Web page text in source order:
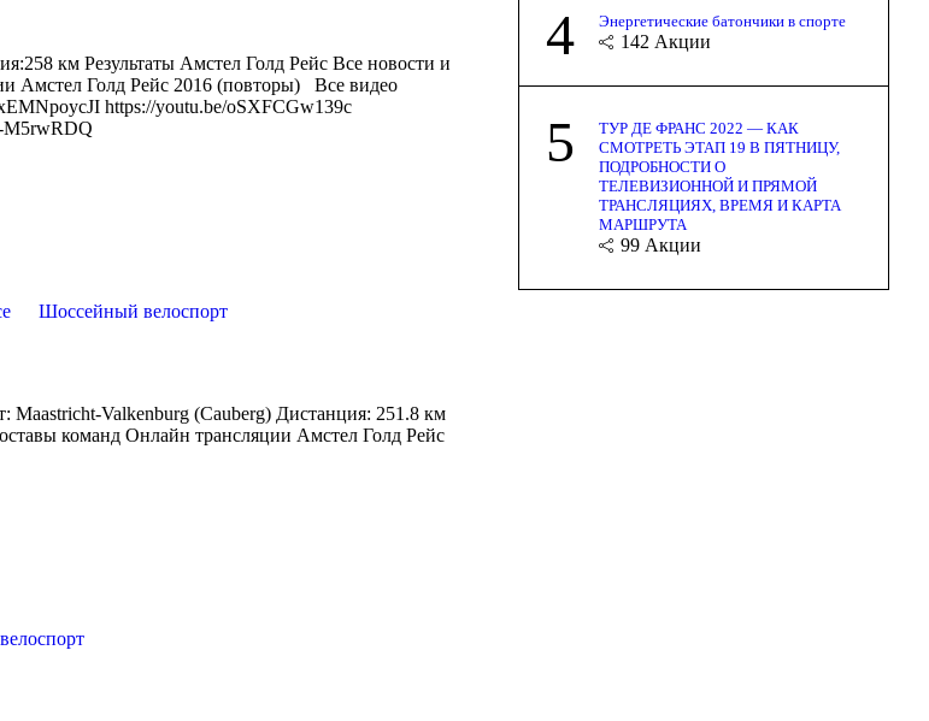
км Результаты Амстел Голд Рейс Все новости и
Амстел Голд Рейс 2016 (повторы) Все видео
https://youtu.be/oSXFCGw139c
M5rwRDQ
Шоссейный велоспорт
Valkenburg (Cauberg) Дистанция: 251.8 км
команд Онлайн трансляции Амстел Голд Рейс
4 Энергетические батончики в спорте
142 Акции
5
ТУР ДЕ ФРАНС 2022 — КАК
СМОТРЕТЬ ЭТАП 19 В ПЯТНИЦУ,
ПОДРОБНОСТИ О
ТЕЛЕВИЗИОННОЙ И ПРЯМОЙ
ТРАНСЛЯЦИЯХ, ВРЕМЯ И КАРТА
МАРШРУТА
99 Акции